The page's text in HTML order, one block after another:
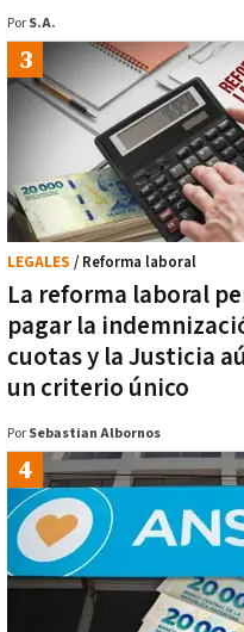
Por S.A.
La reforma laboral
pagar la
cuotas y la Justicia
un criterio único
LEGALES / Reforma laboral
Por Sebastian Albornos